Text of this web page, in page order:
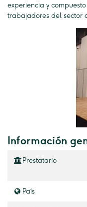
experiencia y
trabajadores del sector
Información
Prestatario
País